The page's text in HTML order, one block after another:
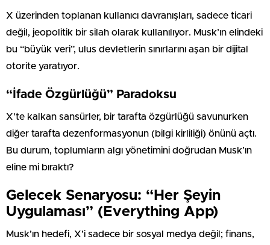
X üzerinden toplanan kullanıcı davranışları, sadece ticari
değil, jeopolitik bir silah olarak kullanılıyor. Musk’ın elindeki
bu “büyük veri”, ulus devletlerin sınırlarını aşan bir dijital
otorite yaratıyor.
“İfade Özgürlüğü” Paradoksu
X’te kalkan sansürler, bir tarafta özgürlüğü savunurken
diğer tarafta dezenformasyonun (bilgi kirliliği) önünü açtı.
Bu durum, toplumların algı yönetimini doğrudan Musk’ın
eline mi bıraktı?
Gelecek Senaryosu: “Her Şeyin
Uygulaması” (Everything App)
Musk’ın hedefi, X’i sadece bir sosyal medya değil; finans,